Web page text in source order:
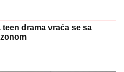
teen drama vraća se sa